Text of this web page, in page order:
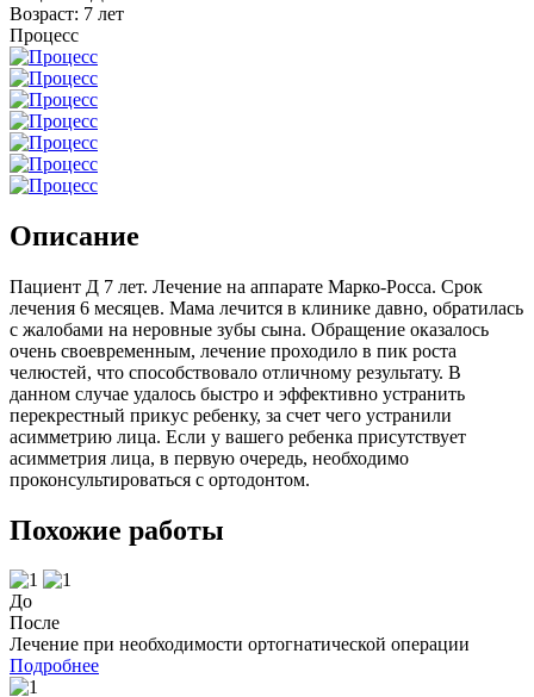
Возраст: 7 лет
Процесс
Описание
Пациент Д 7 лет. Лечение на аппарате Марко-Росса. Срок
лечения 6 месяцев. Мама лечится в клинике давно, обратилась
с жалобами на неровные зубы сына. Обращение оказалось
очень своевременным, лечение проходило в пик роста
челюстей, что способствовало отличному результату. В
данном случае удалось быстро и эффективно устранить
перекрестный прикус ребенку, за счет чего устранили
асимметрию лица. Если у вашего ребенка присутствует
асимметрия лица, в первую очередь, необходимо
проконсультироваться с ортодонтом.
Похожие работы
До
После
Лечение при необходимости ортогнатической операции
Подробнее